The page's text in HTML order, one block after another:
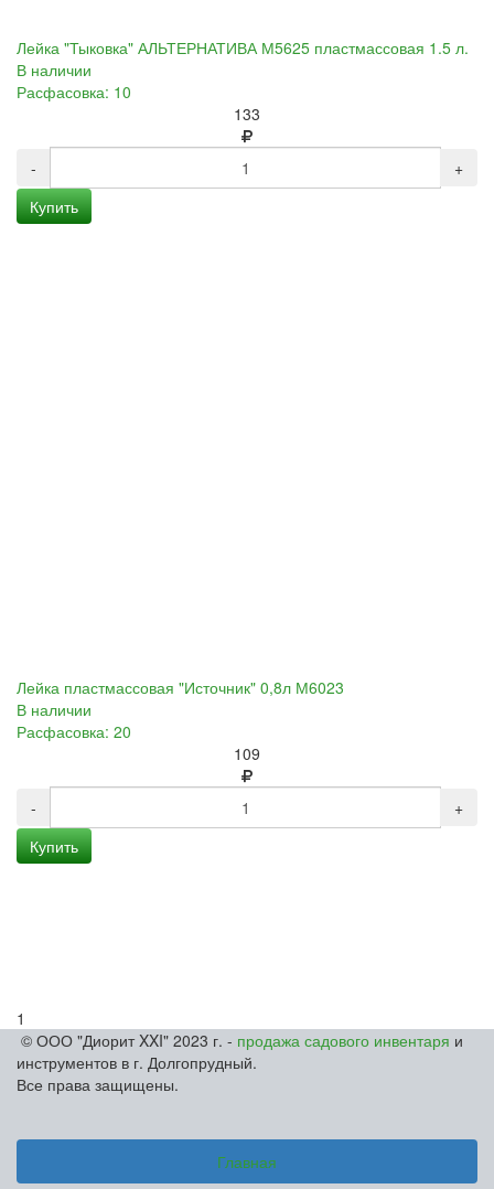
Лейка "Тыковка" АЛЬТЕРНАТИВА М5625 пластмассовая 1.5 л.
В наличии
Расфасовка: 10
133
-
+
Купить
Лейка пластмассовая "Источник" 0,8л М6023
В наличии
Расфасовка: 20
109
-
+
Купить
1
© ООО "Диорит XXI" 2023 г. - продажа садового инвентаря и
инструментов в г. Долгопрудный.
Все права защищены.
Главная